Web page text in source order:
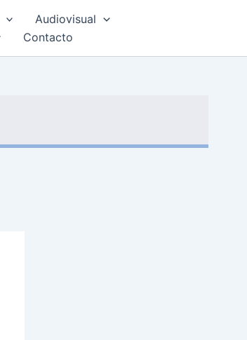
Audiovisual
Contacto